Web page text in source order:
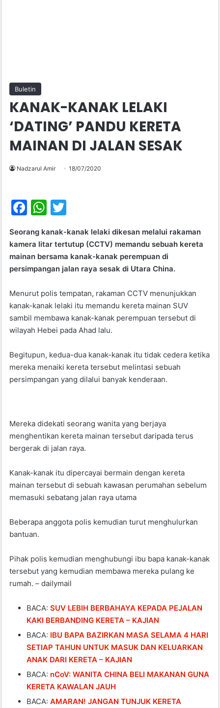
Buletin
KANAK-KANAK LELAKI
‘DATING’ PANDU KERETA
MAINAN DI JALAN SESAK
Nadzarul Amir 18/07/2020
F
c
e
b
o
k
W
at
s
A
p
p
itt
er
Seorang kanak-kanak lelaki dikesan melalui rakaman
kamera litar tertutup (CCTV) memandu sebuah kereta
mainan bersama kanak-kanak perempuan di
persimpangan jalan raya sesak di Utara China.
Menurut polis tempatan, rakaman CCTV menunjukkan
kanak-kanak lelaki itu memandu kereta mainan SUV
sambil membawa kanak-kanak perempuan tersebut di
wilayah Hebei pada Ahad lalu.
Begitupun, kedua-dua kanak-kanak itu tidak cedera ketika
mereka menaiki kereta tersebut melintasi sebuah
persimpangan yang dilalui banyak kenderaan.
Mereka didekati seorang wanita yang berjaya
menghentikan kereta mainan tersebut daripada terus
bergerak di jalan raya.
Kanak-kanak itu dipercayai bermain dengan kereta
mainan tersebut di sebuah kawasan perumahan sebelum
memasuki sebatang jalan raya utama
Beberapa anggota polis kemudian turut menghulurkan
bantuan.
Pihak polis kemudian menghubungi ibu bapa kanak-kanak
tersebut yang kemudian membawa mereka pulang ke
rumah. – dailymail
BACA:SUV LEBIH BERBAHAYA KEPADA PEJALAN
KAKI BERBANDING KERETA – KAJIAN
BACA: IBU BAPA BAZIRKAN MASA SELAMA 4 HARI
SETIAP TAHUN UNTUK MASUK DAN KELUARKAN
ANAK DARI KERETA – KAJIAN
BACA: nCoV: WANITA CHINA BELI MAKANAN GUNA
KERETA KAWALAN JAUH
BACA:AMARAN! JANGAN TUNJUK KERETA